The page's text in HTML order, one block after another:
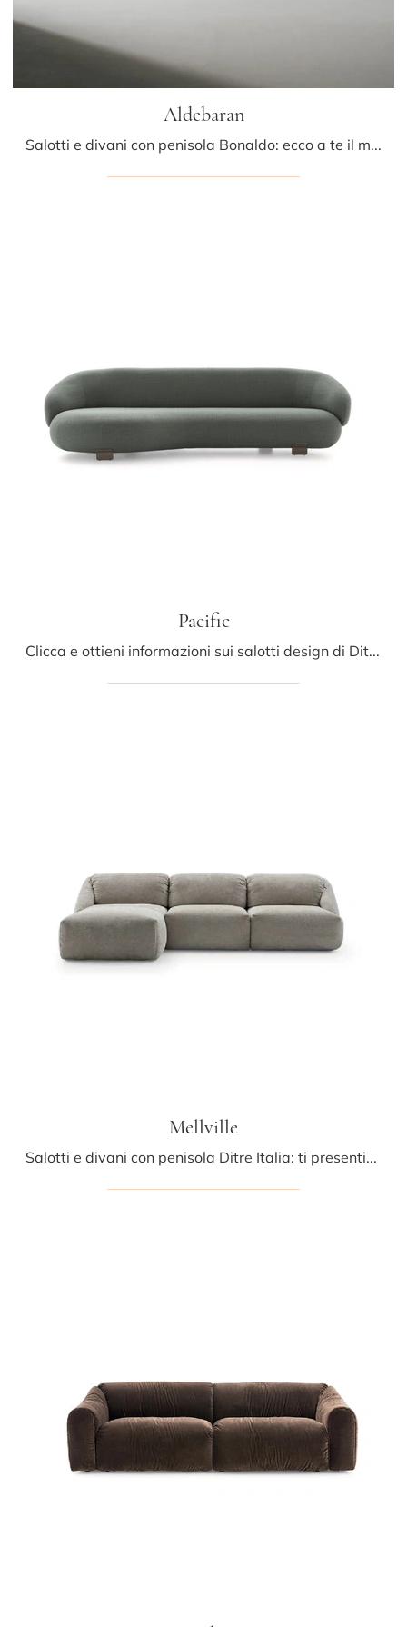
Aldebaran
Salotti e divani con penisola Bonaldo: ecco a te il modello Aldebaran in tessuto per completare il living.
Pacific
Clicca e ottieni informazioni sui salotti design di Ditre Italia! Vari modelli di divani, come Pacific, ti aspettano.
Mellville
Salotti e divani con penisola Ditre Italia: ti presentiamo il modello Mellville in tessuto per impreziosire il living.